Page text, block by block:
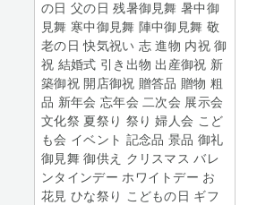
の日 父の日 残暑御見舞 暑中御
見舞 寒中御見舞 陣中御見舞 敬
老の日 快気祝い 志 進物 内祝 御
祝 結婚式 引き出物 出産御祝 新
築御祝 開店御祝 贈答品 贈物 粗
品 新年会 忘年会 二次会 展示会
文化祭 夏祭り 祭り 婦人会 こど
も会 イベント 記念品 景品 御礼
御見舞 御供え クリスマス バレ
ンタインデー ホワイトデー お
花見 ひな祭り こどもの日 ギフ